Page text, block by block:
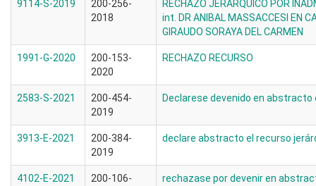
9114-S-2019
200-256-
2018
RECHAZO JERÁRQUICO POR
int. DR ANIBAL MASSACCESI EN
GIRAUDO SORAYA DEL CARMEN
1991-G-2020
200-153-
2020
RECHAZO RECURSO
2583-S-2021
200-454-
2019
Declarese devenido en abstracto
3913-E-2021
200-384-
2019
declare abstracto el recurso
4102-E-2021
200-106-
rechazase por devenir en